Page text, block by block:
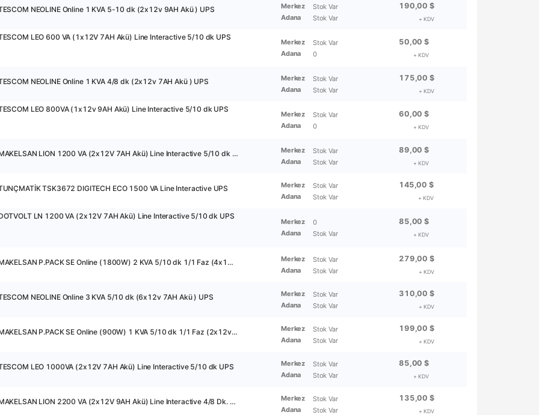
NEOLINE Online 1 KVA 5-10 dk (2x12v 9AH Akü ) UPS Merkez
Stok Var
Adana
Stok Var
190,00 $
+ KDV
LEO 600 VA (1x12V 7AH Akü) Line Interactive 5/10 dk UPS
Merkez
Stok Var
Adana
0
50,00 $
+ KDV
NEOLINE Online 1 KVA 4/8 dk (2x12v 7AH Akü ) UPS Merkez
Stok Var
Adana
Stok Var
175,00 $
+ KDV
LEO 800VA (1x12v 9AH Akü) Line Interactive 5/10 dk UPS
Merkez
Stok Var
Adana
0
60,00 $
+ KDV
24390 - MAKELSAN LION 1200 VA (2x12V 7AH Akü) Line Interactive 5/10 dk UPS Merkez
Stok Var
Adana
Stok Var
89,00 $
+ KDV
TSK3672 DIGITECH ECO 1500 VA Line Interactive UPS Merkez
Stok Var
Adana
Stok Var
145,00 $
+ KDV
LN 1200 VA (2x12V 7AH Akü) Line Interactive 5/10 dk UPS
Merkez
0
Adana
Stok Var
85,00 $
+ KDV
13961 - MAKELSAN P.PACK SE Online (1800W) 2 KVA 5/10 dk 1/1 Faz (4x12v 9AH Akü ) UPS Merkez
Stok Var
Adana
Stok Var
279,00 $
+ KDV
NEOLINE Online 3 KVA 5/10 dk (6x12v 7AH Akü ) UPS Merkez
Stok Var
Adana
Stok Var
310,00 $
+ KDV
13960 - MAKELSAN P.PACK SE Online (900W) 1 KVA 5/10 dk 1/1 Faz (2x12v 9AH Akü ) UPS Merkez
Stok Var
Adana
Stok Var
199,00 $
+ KDV
LEO 1000VA (2x12V 7AH Akü) Line Interactive 5/10 dk UPS Merkez
Stok Var
Adana
Stok Var
85,00 $
+ KDV
23883 - MAKELSAN LION 2200 VA (2x12V 9AH Akü) Line Interactive 4/8 Dk. UPS Merkez
Stok Var
Adana
Stok Var
135,00 $
+ KDV